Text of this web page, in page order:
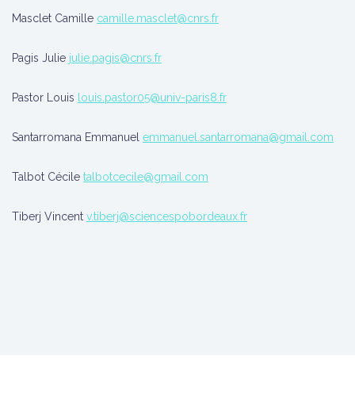
Masclet Camille camille.masclet@cnrs.fr
Pagis Julie julie.pagis@cnrs.fr
Pastor Louis louis.pastor05@univ-paris8.fr
Santarromana Emmanuel emmanuel.santarromana@gmail.com
Talbot Cécile talbotcecile@gmail.com
Tiberj Vincent v.tiberj@sciencespobordeaux.fr